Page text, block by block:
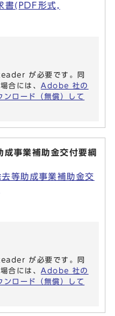
書(PDF形式,
が必要です。同
合には、 Adobe 社の
ロード（無償）して
事業補助金交付要綱
等助成事業補助金交
が必要です。同
合には、 Adobe 社の
ロード（無償）して